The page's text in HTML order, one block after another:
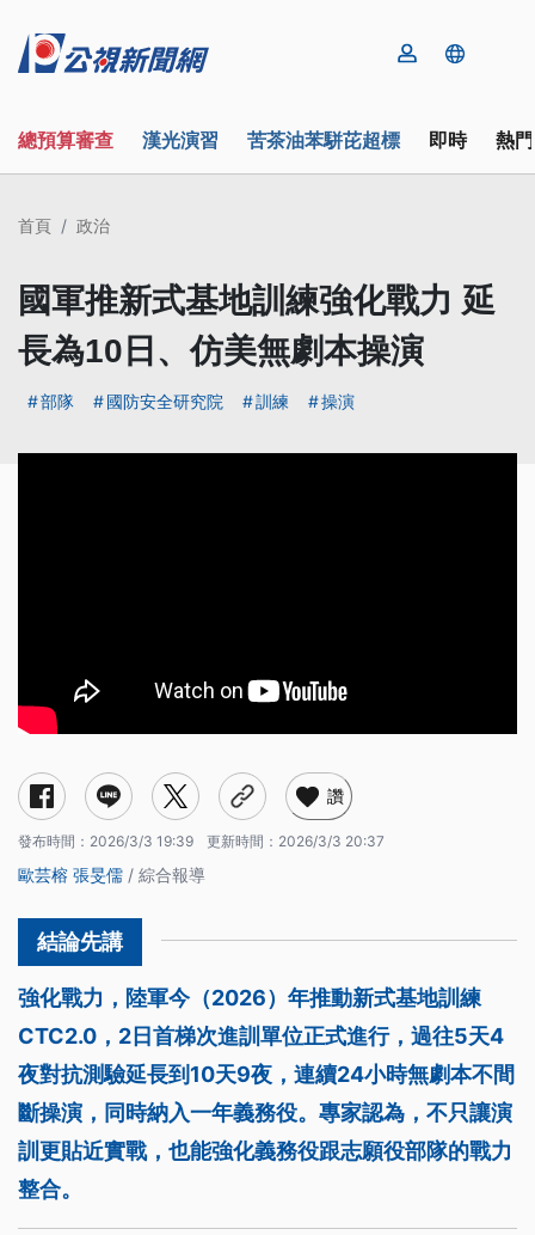
總預算審查 漢光演習 苦茶油苯駢芘超標 即時 熱
首頁 政治
國軍推新式基地訓練強化戰力 延
長為10日、仿美無劇本操演
部隊 國防安全研究院 訓練 操演
讚
發布時間： 2026/3/3 19:39 更新時間： 2026/3/3 20:37
歐芸榕 張旻儒 / 綜合報導
強化戰力，陸軍今（2026）年推動新式基地訓練
CTC2.0，2日首梯次進訓單位正式進行，過往5天4
夜對抗測驗延長到10天9夜，連續24小時無劇本不間
斷操演，同時納入一年義務役。專家認為，不只讓演
訓更貼近實戰，也能強化義務役跟志願役部隊的戰力
整合。